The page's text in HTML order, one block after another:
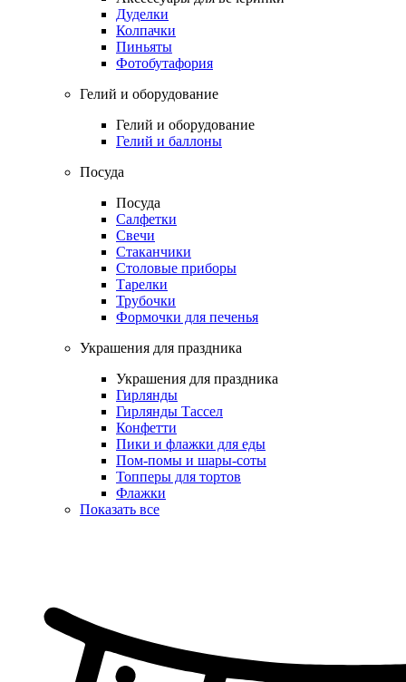
Дуделки
Колпачки
Пиньяты
Фотобутафория
Гелий и оборудование
Гелий и оборудование
Гелий и баллоны
Посуда
Посуда
Салфетки
Свечи
Стаканчики
Столовые приборы
Тарелки
Трубочки
Формочки для печенья
Украшения для праздника
Украшения для праздника
Гирлянды
Гирлянды Тассел
Конфетти
Пики и флажки для еды
Пом-помы и шары-соты
Топперы для тортов
Флажки
Показать все